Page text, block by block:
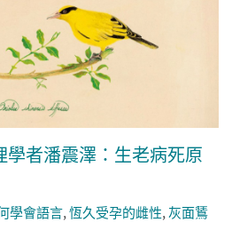
者潘震澤：生老病死原
學會語言,恆久受孕的雌性,灰面鵟